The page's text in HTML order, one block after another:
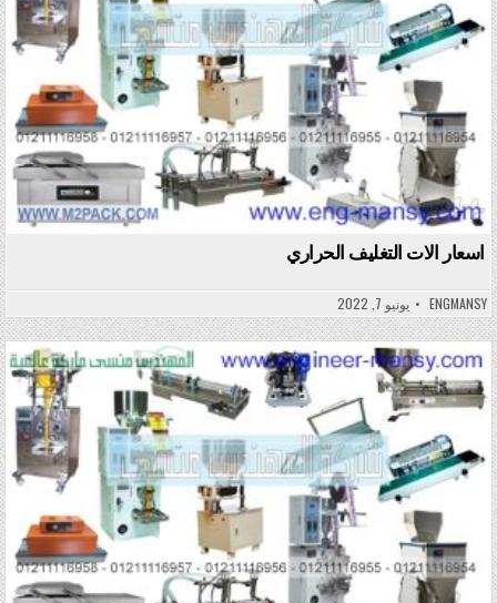
اسعار الات التغليف الحراري
ENGMANSY يونيو 7, 2022
Posted in